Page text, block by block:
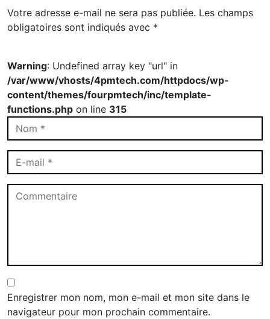
Votre adresse e-mail ne sera pas publiée. Les champs
obligatoires sont indiqués avec *
Warning: Undefined array key "url" in
/var/www/vhosts/4pmtech.com/httpdocs/wp-
content/themes/fourpmtech/inc/template-
functions.php on line 315
Enregistrer mon nom, mon e-mail et mon site dans le
navigateur pour mon prochain commentaire.